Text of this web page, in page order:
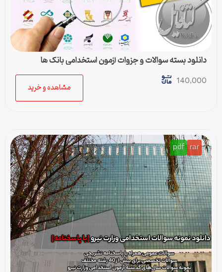
دانلود بسته سوالات و جزوات آزمون استخدامی بانک ها
140,000
مشاهده و خرید
rar
pdf